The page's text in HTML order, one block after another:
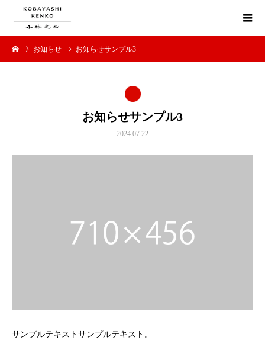
お知らせ お知らせサンプル3
お知らせサンプル3
2024.07.22
サンプルテキストサンプルテキスト。